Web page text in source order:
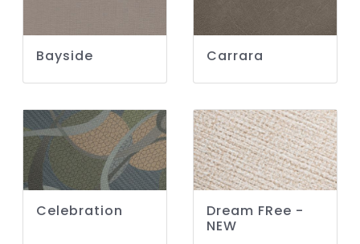
Bayside Carrara
Celebration
Dream FRee -
NEW